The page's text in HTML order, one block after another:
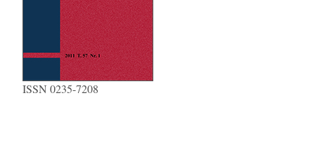
ISSN 0235-7208